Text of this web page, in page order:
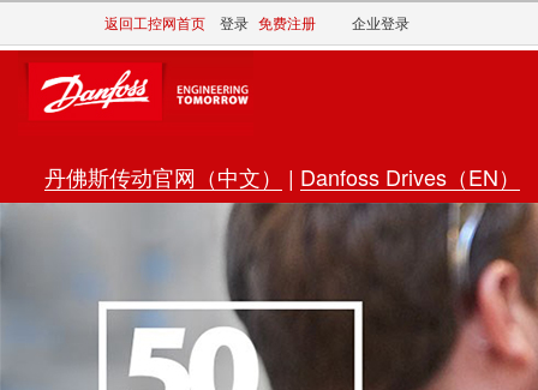
返回工控网首页 登录 免费注册 企业登录
丹佛斯传动官网（中文） | Danfoss Drives（EN）